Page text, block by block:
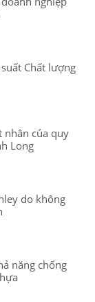
Chất lượng
nhân của quy
Long
do không
năng chống